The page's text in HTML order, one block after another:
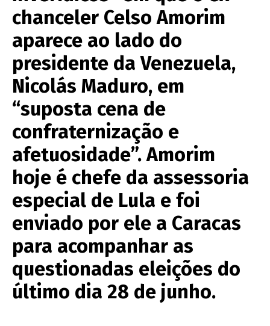
chanceler Celso Amorim
aparece ao lado do
presidente da Venezuela,
Nicolás Maduro, em
“suposta cena de
confraternização e
afetuosidade”. Amorim
hoje é chefe da assessoria
especial de Lula e foi
enviado por ele a Caracas
para acompanhar as
questionadas eleições do
último dia 28 de junho.